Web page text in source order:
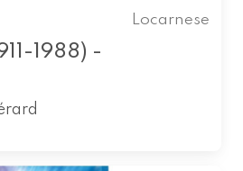
Locarnese
1988) -